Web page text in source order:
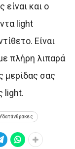
και ο
light
Είναι
πλήρη λιπαρά
μερίδας σας
light.